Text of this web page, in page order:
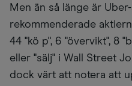
Men än så länge är
rekommenderade
44 "kö p", 6 "övervikt", 8
eller "sälj" i Wall Street
dock värt att notera att